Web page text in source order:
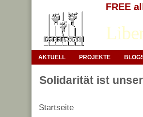
FREE
AKTUELL PROJEKTE
Solidarität ist
Startseite